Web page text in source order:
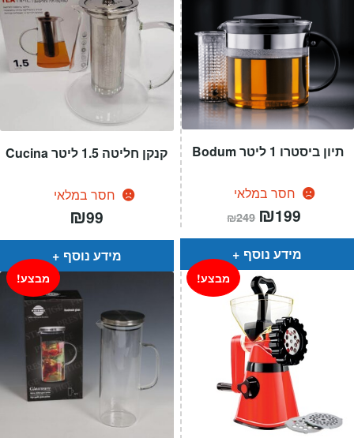
קנקן חליטה 1.5 ליטר Cucina
חסר במלאי
₪99
מידע נוסף
תיון ביסטרו 1 ליטר Bodum
חסר במלאי
₪249 המחיר
המקורי
היה:
₪249.
₪199
הוא:
מידע נוסף
מבצע! מבצע!